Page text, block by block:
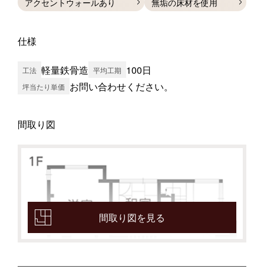
アクセントウォールあり
無垢の床材を使用
仕様
工法 軽量鉄骨造 平均工期 100日
坪当たり単価 お問い合わせください。
間取り図
間取り図を見る